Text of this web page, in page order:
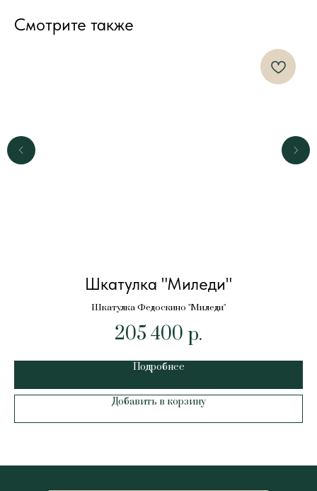
Смотрите также
Шкатулка "Миледи"
Шкатулка Федоскино "Миледи"
205 400 р.
Подробнее
Добавить в корзину